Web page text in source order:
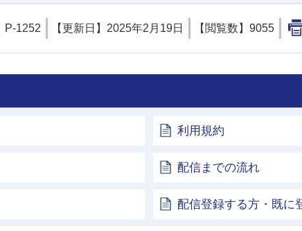
P-1252 【更新日】 2025年2月19日 【閲覧数】 9055
利用規約
配信までの流れ
配信登録する方・既に